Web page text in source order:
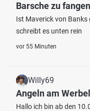
Barsche zu fangen
Ist Maverick von
schreibt es unten rein
vor 55 Minuten
Willy69
Angeln am
Hallo ich bin ab den